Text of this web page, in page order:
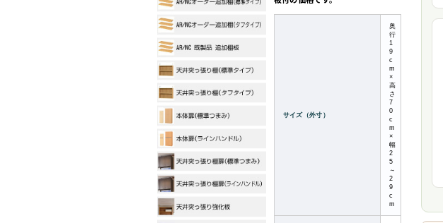
サイズ（外寸）
奥
行
1
9
c
m
×
高
さ
7
0
c
m
×
幅
2
5
～
2
9
c
m